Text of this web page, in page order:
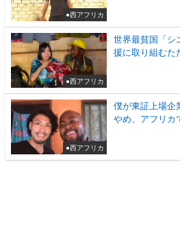
●西アフリカ
●西アフリカ
世界最貧国「シ
援に取り組むた
●西アフリカ
僕が東証上場企
やめ、アフリ